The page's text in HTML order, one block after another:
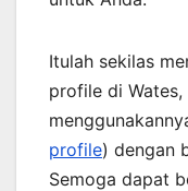
Itulah sekilas
profile di
profile) dengan
Semoga dapat